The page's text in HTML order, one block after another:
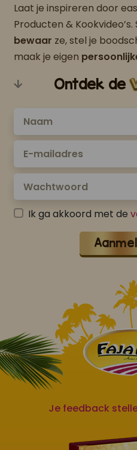
Laat je inspireren door
Producten & Kookvideo’s.
bewaar ze, stel je
maak je eigen
Ontdek de
Ik ga akkoord met de
Je feedback